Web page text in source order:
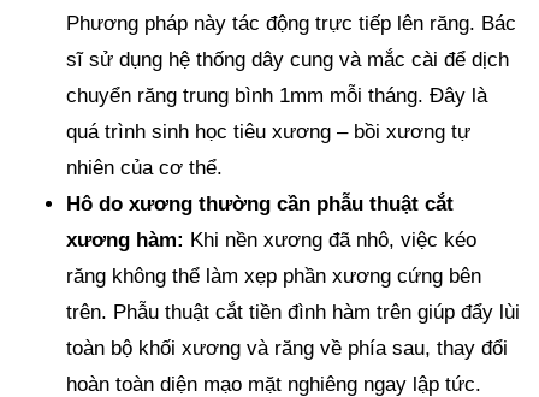
Phương pháp này tác động trực tiếp lên răng. Bác
sĩ sử dụng hệ thống dây cung và mắc cài để dịch
chuyển răng trung bình 1mm mỗi tháng. Đây là
quá trình sinh học tiêu xương – bồi xương tự
nhiên của cơ thể.
Hô do xương thường cần phẫu thuật cắt
xương hàm: Khi nền xương đã nhô, việc kéo
răng không thể làm xẹp phần xương cứng bên
trên. Phẫu thuật cắt tiền đình hàm trên giúp đẩy lùi
toàn bộ khối xương và răng về phía sau, thay đổi
hoàn toàn diện mạo mặt nghiêng ngay lập tức.